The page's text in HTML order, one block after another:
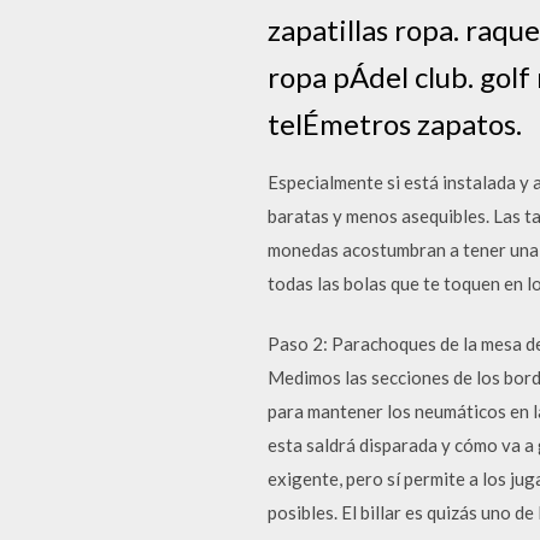
zapatillas ropa.
ropa pÁdel club. golf
telÉmetros zapatos.
Especialmente si está instalada y
baratas y menos asequibles. Las
monedas acostumbran a tener
todas las bolas que te toquen en
Paso 2: Parachoques de la mesa
Medimos las secciones de los
para mantener los neumáticos en
esta saldrá disparada y cómo va
exigente, pero sí permite a los
posibles. El billar es quizás uno